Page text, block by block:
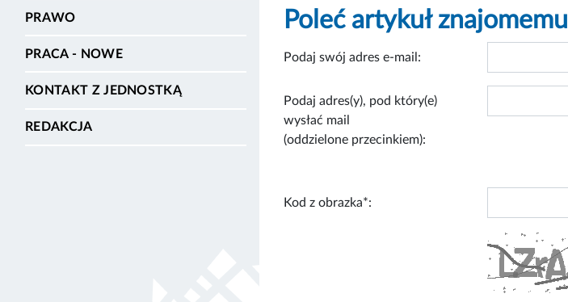
PRAWO
PRACA - NOWE
KONTAKT Z JEDNOSTKĄ
REDAKCJA
Poleć artykuł znajomemu
Podaj swój adres e-mail:
Podaj adres(y), pod który(e)
wysłać mail
(oddzielone przecinkiem):
Kod z obrazka*: